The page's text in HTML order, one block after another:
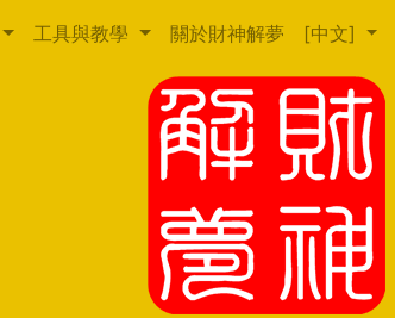
工具與教學 關於財神解夢 [中文]